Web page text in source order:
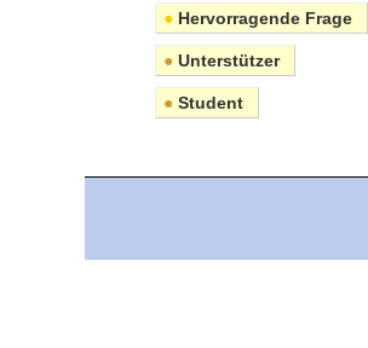
● Hervorragende Frage
● Unterstützer
● Student